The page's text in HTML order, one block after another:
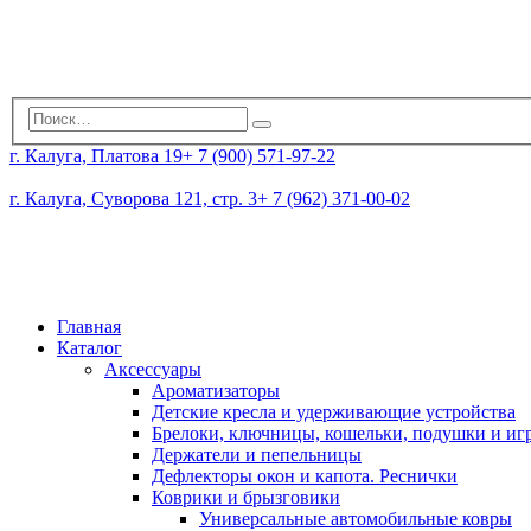
г. Калуга, Платова 19+ 7 (900) 571-97-22
г. Калуга, Суворова 121, стр. 3+ 7 (962) 371-00-02
Главная
Каталог
Аксессуары
Ароматизаторы
Детские кресла и удерживающие устройства
Брелоки, ключницы, кошельки, подушки и
Держатели и пепельницы
Дефлекторы окон и капота. Реснички
Коврики и брызговики
Универсальные автомобильные ковры